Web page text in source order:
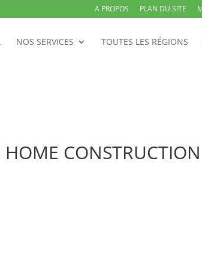
A PROPOS PLAN DU SITE
NOS SERVICES TOUTES LES RÉGIONS